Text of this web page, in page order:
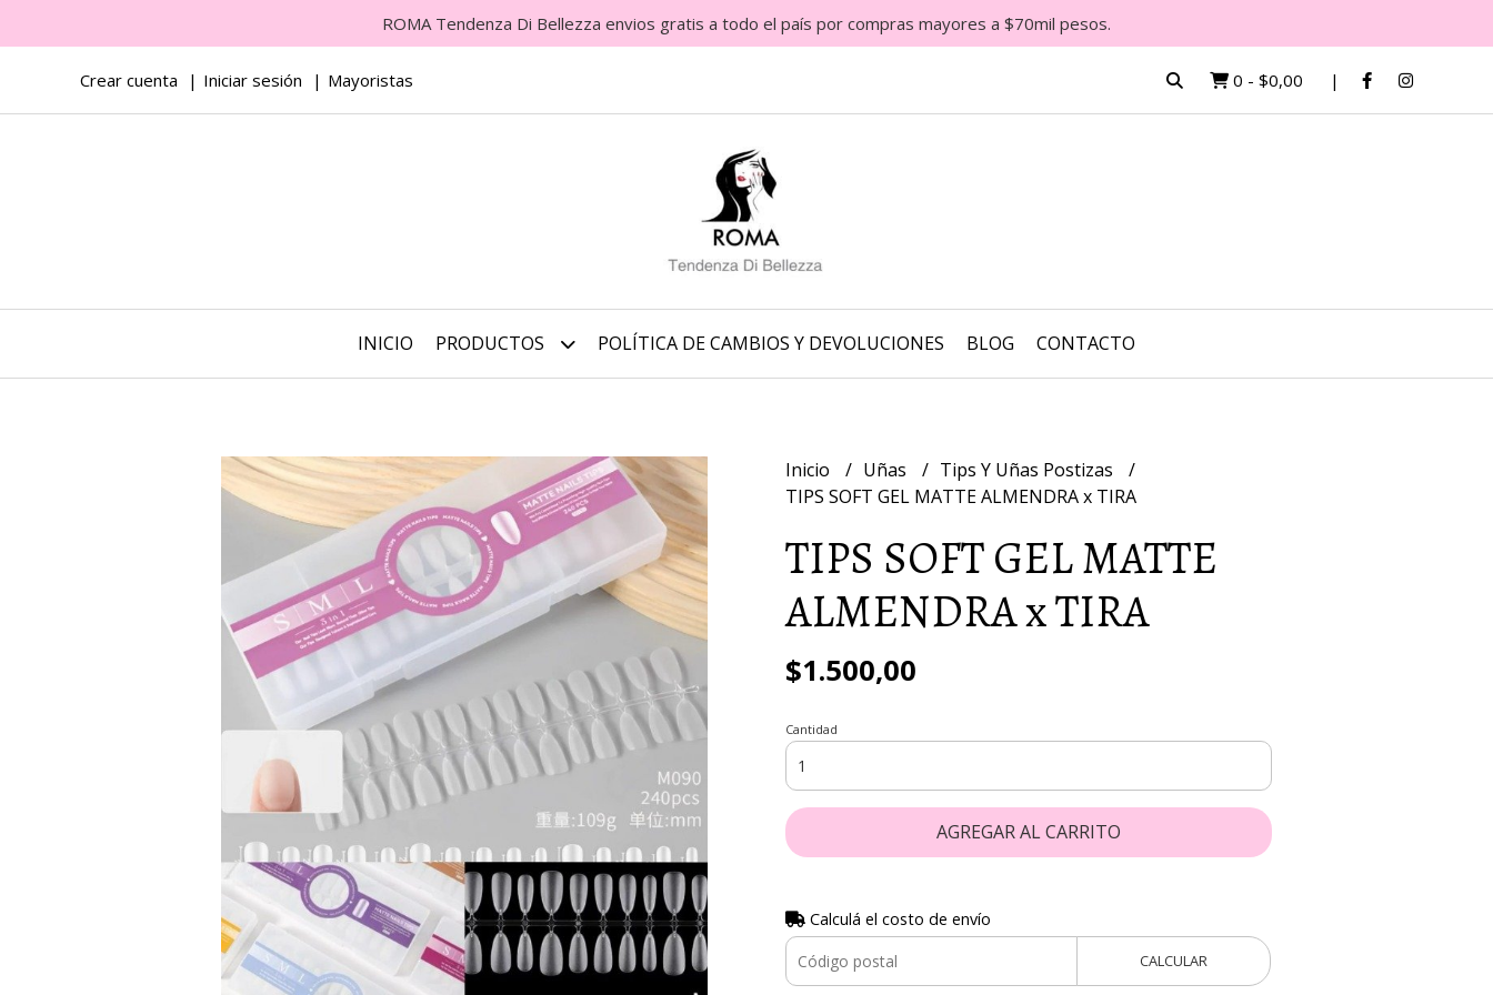
ROMA Tendenza Di Bellezza envios gratis a todo el país por compras mayores a $70mil pesos.
Crear cuenta Iniciar sesión Mayoristas 0 - $0,00
INICIO PRODUCTOS POLÍTICA DE CAMBIOS Y DEVOLUCIONES BLOG CONTACTO
Inicio Uñas
Tips Y Uñas Postizas
TIPS SOFT GEL MATTE ALMENDRA x TIRA
TIPS SOFT GEL MATTE
ALMENDRA x TIRA
$1.500,00
Cantidad
AGREGAR AL CARRITO
Calculá el costo de envío
CALCULAR